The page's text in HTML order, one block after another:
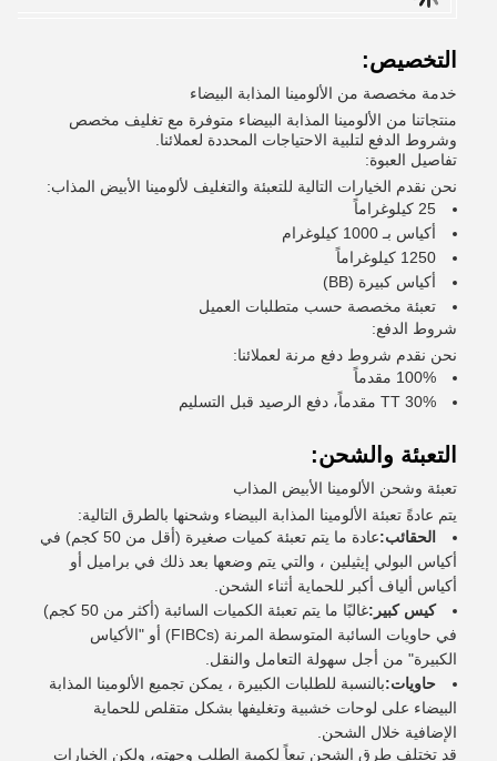
التخصيص:
خدمة مخصصة من الألومينا المذابة البيضاء
منتجاتنا من الألومينا المذابة البيضاء متوفرة مع تغليف مخصص
وشروط الدفع لتلبية الاحتياجات المحددة لعملائنا.
تفاصيل العبوة:
نحن نقدم الخيارات التالية للتعبئة والتغليف لألومينا الأبيض المذاب:
25 كيلوغراماً
أكياس بـ 1000 كيلوغرام
1250 كيلوغراماً
أكياس كبيرة (BB)
تعبئة مخصصة حسب متطلبات العميل
شروط الدفع:
نحن نقدم شروط دفع مرنة لعملائنا:
100% مقدماً
30% TT مقدماً، دفع الرصيد قبل التسليم
التعبئة والشحن:
تعبئة وشحن الألومينا الأبيض المذاب
يتم عادةً تعبئة الألومينا المذابة البيضاء وشحنها بالطرق التالية:
الحقائب:
عادة ما يتم تعبئة كميات صغيرة (أقل من 50 كجم) في
أكياس البولي إيثيلين ، والتي يتم وضعها بعد ذلك في براميل أو
أكياس ألياف أكبر للحماية أثناء الشحن.
كيس كبير:
غالبًا ما يتم تعبئة الكميات السائبة (أكثر من 50 كجم)
في حاويات السائبة المتوسطة المرنة (FIBCs) أو "الأكياس
الكبيرة" من أجل سهولة التعامل والنقل.
حاويات:بالنسبة للطلبات الكبيرة ، يمكن تجميع الألومينا المذابة
البيضاء على لوحات خشبية وتغليفها بشكل متقلص للحماية
الإضافية خلال الشحن.
قد تختلف طرق الشحن تبعاً لكمية الطلب وجهته، ولكن الخيارات